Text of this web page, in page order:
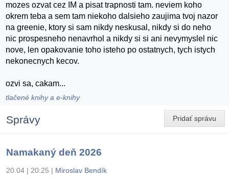
mozes ozvat cez IM a pisat trapnosti tam. neviem koho
okrem teba a sem tam niekoho dalsieho zaujima tvoj nazor
na greenie, ktory si sam nikdy neskusal, nikdy si do neho
nic prospesneho nenavrhol a nikdy si si ani nevymyslel nic
nove, len opakovanie toho isteho po ostatnych, tych istych
nekonecnych kecov.
ozvi sa, cakam...
tlačené knihy a e-knihy
Pridať správu
Správy
Namakaný deň 2026
20.04 | 20:25 | Miroslav Bendík